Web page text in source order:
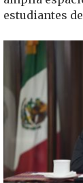
estudiantes